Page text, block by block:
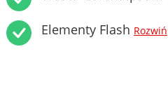
Elementy Flash Rozwiń